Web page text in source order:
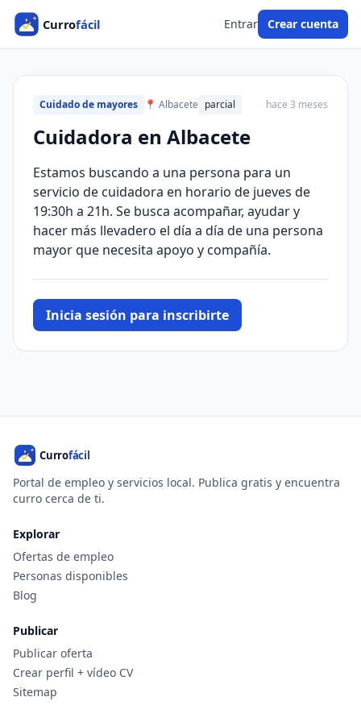
Entrar Crear cuenta
Cuidado de mayores 📍 Albacete parcial hace 3 meses
Cuidadora en Albacete
Estamos buscando a una persona para un
servicio de cuidadora en horario de jueves de
19:30h a 21h. Se busca acompañar, ayudar y
hacer más llevadero el día a día de una persona
mayor que necesita apoyo y compañía.
Inicia sesión para inscribirte
Portal de empleo y servicios local. Publica gratis y encuentra
curro cerca de ti.
Explorar
Ofertas de empleo
Personas disponibles
Blog
Publicar
Publicar oferta
Crear perfil + vídeo CV
Sitemap